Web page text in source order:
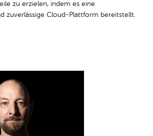
zu erzielen, indem es eine
zuverlässige Cloud-Plattform bereitstellt.